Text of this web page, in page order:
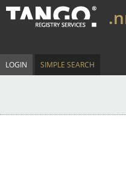
LOGIN SIMPLE SEARCH